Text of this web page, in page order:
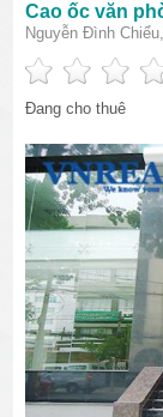
Cao ốc văn
Nguyễn Đình
Đang cho thuê